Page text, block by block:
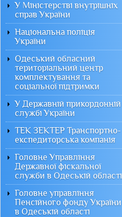
У Міністерстві внутрішніх
справ України
Національна поліція
України
Одеський обласний
територіальний центр
комплектування та
соціальної підтримки
У Державній прикордонній
службі України
ТЕК ЗЕКТЕР Транспортно-
експедиторська компанія
Головне Управління
Державної фіскальної
служби в Одеській області
Головне управління
Пенсійного фонду України
в Одеській області